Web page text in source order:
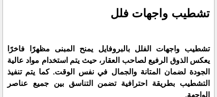
تشطيب واجهات فلل
تشطيب واجهات الفلل بالبروفايل يمنح المبنى مظهرًا فاخرًا
يعكس الذوق الرفيع لصاحب العقار، حيث يتم استخدام مواد عالية
الجودة لضمان المتانة والجمال في نفس الوقت. كما يتم تنفيذ
التشطيب بطريقة احترافية تضمن التناسق بين جميع عناصر
الواجهة.